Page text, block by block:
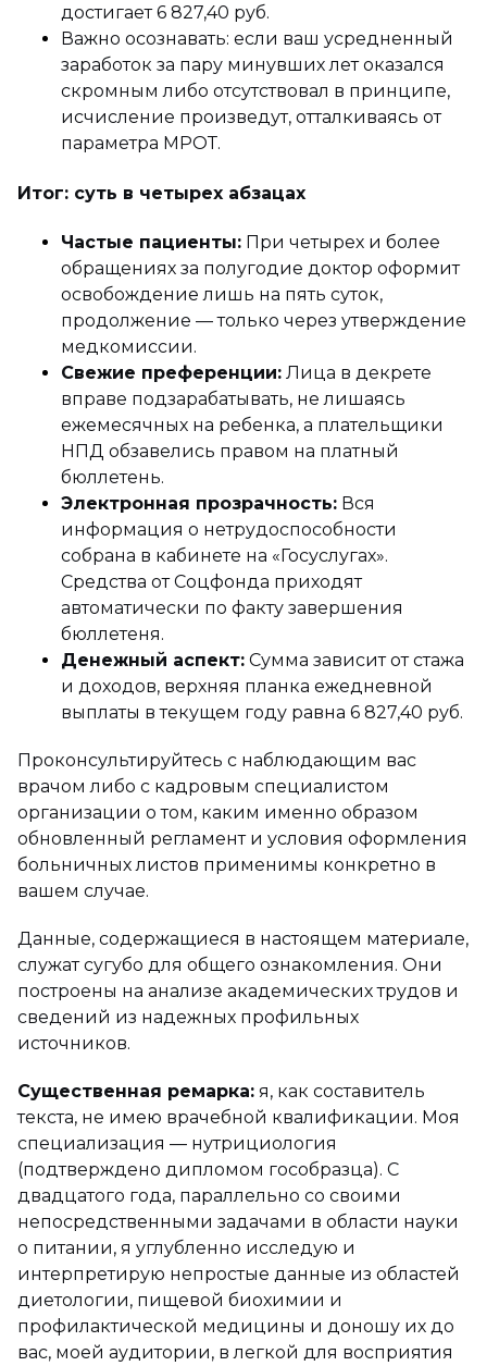
достигает 6 827,40 руб.
Важно осознавать: если ваш усредненный
заработок за пару минувших лет оказался
скромным либо отсутствовал в принципе,
исчисление произведут, отталкиваясь от
параметра МРОТ.
Итог: суть в четырех абзацах
Частые пациенты: При четырех и более
обращениях за полугодие доктор оформит
освобождение лишь на пять суток,
продолжение — только через утверждение
медкомиссии.
Свежие преференции: Лица в декрете
вправе подзарабатывать, не лишаясь
ежемесячных на ребенка, а плательщики
НПД обзавелись правом на платный
бюллетень.
Электронная прозрачность: Вся
информация о нетрудоспособности
собрана в кабинете на «Госуслугах».
Средства от Соцфонда приходят
автоматически по факту завершения
бюллетеня.
Денежный аспект: Сумма зависит от стажа
и доходов, верхняя планка ежедневной
выплаты в текущем году равна 6 827,40 руб.
Проконсультируйтесь с наблюдающим вас
врачом либо с кадровым специалистом
организации о том, каким именно образом
обновленный регламент и условия оформления
больничных листов применимы конкретно в
вашем случае.
Данные, содержащиеся в настоящем материале,
служат сугубо для общего ознакомления. Они
построены на анализе академических трудов и
сведений из надежных профильных
источников.
Существенная ремарка: я, как составитель
текста, не имею врачебной квалификации. Моя
специализация — нутрициология
(подтверждено дипломом гособразца). С
двадцатого года, параллельно со своими
непосредственными задачами в области науки
о питании, я углубленно исследую и
интерпретирую непростые данные из областей
диетологии, пищевой биохимии и
профилактической медицины и доношу их до
вас, моей аудитории, в легкой для восприятия